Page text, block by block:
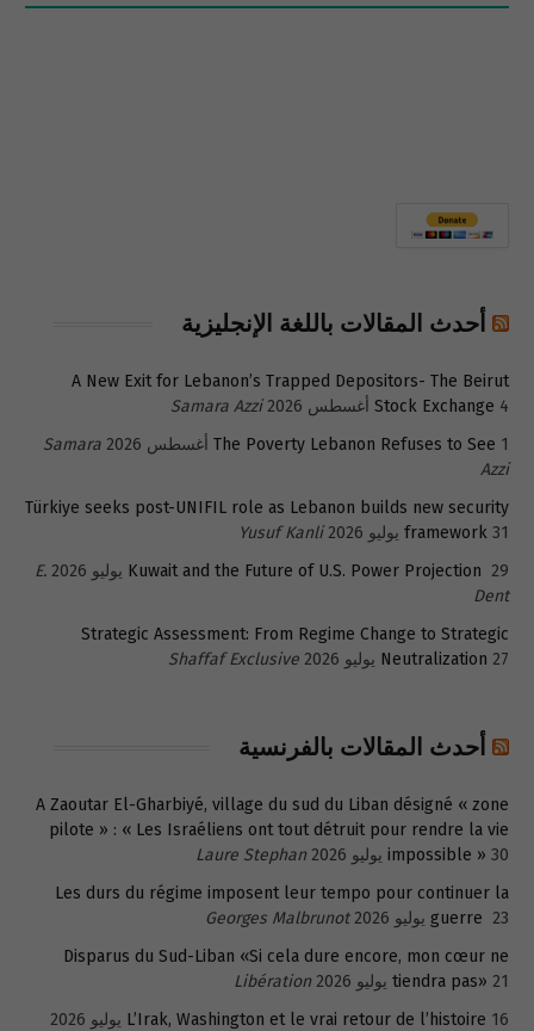
أحدث المقالات باللغة الإنجليزية
A New Exit for Lebanon’s Trapped Depositors- The Beirut
Stock Exchange 4 أغسطس 2026
Samara Azzi
The Poverty Lebanon Refuses to See 1 أغسطس 2026
Samara
Azzi
Türkiye seeks post-UNIFIL role as Lebanon builds new security
framework 31 يوليو 2026
Yusuf Kanli
Kuwait and the Future of U.S. Power Projection 29 يوليو 2026
E.
Dent
Strategic Assessment: From Regime Change to Strategic
Neutralization 27 يوليو 2026 Shaffaf Exclusive
أحدث المقالات بالفرنسية
A Zaoutar El-Gharbiyé, village du sud du Liban désigné « zone
pilote » : « Les Israéliens ont tout détruit pour rendre la vie
impossible » 30 يوليو 2026
Laure Stephan
Les durs du régime imposent leur tempo pour continuer la
guerre 23 يوليو 2026
Georges Malbrunot
Disparus du Sud-Liban «Si cela dure encore, mon cœur ne
tiendra pas» 21 يوليو 2026
Libération
L’Irak, Washington et le vrai retour de l’histoire 16 يوليو 2026